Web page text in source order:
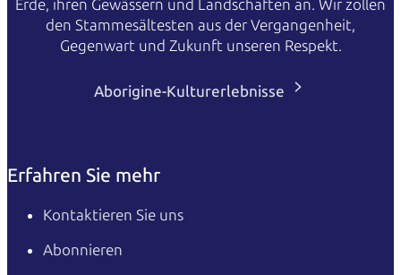
Erde, ihren Gewässern und Landschaften an. Wir zollen
den Stammesältesten aus der Vergangenheit,
Gegenwart und Zukunft unseren Respekt.
Aborigine-Kulturerlebnisse
Erfahren Sie mehr
Kontaktieren Sie uns
Abonnieren